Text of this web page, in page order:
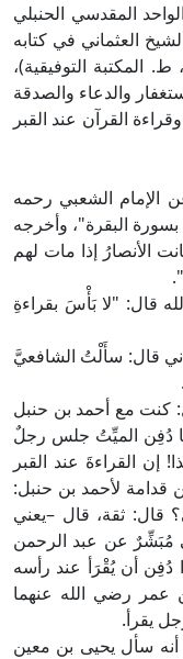
المقدسي الحنبلي
العثماني في كتابه
في اختلاف الأئمة" (ص: 72، ط. المكتبة التوفيقية)،
والدعاء والصدقة
القرآن عند القبر
الشعبي رحمه
البقرة"، وأخرجه
الأنصارُ إذا مات لهم
قال: "لا بَأْسَ بقراءةِ
قال: سأَلْتُ الشافعيَّ
مع أحمد بن حنبل
دُفِن الميِّتُ جلس رجلٌ
القراءةَ عند القبر
لأحمد بن حنبل:
ثقة، قال –يعني
عن عبد الرحمن
أن يُقْرَأ عند رأسه
رضي الله عنهما
يقرأ.
سأل يحيى بن معين